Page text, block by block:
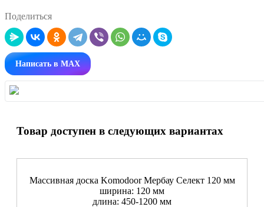
Поделиться
Написать в MAX
Товар доступен в следующих вариантах
Массивная доска Komodoor Мербау Селект 120 мм
ширина: 120 мм
длина: 450-1200 мм